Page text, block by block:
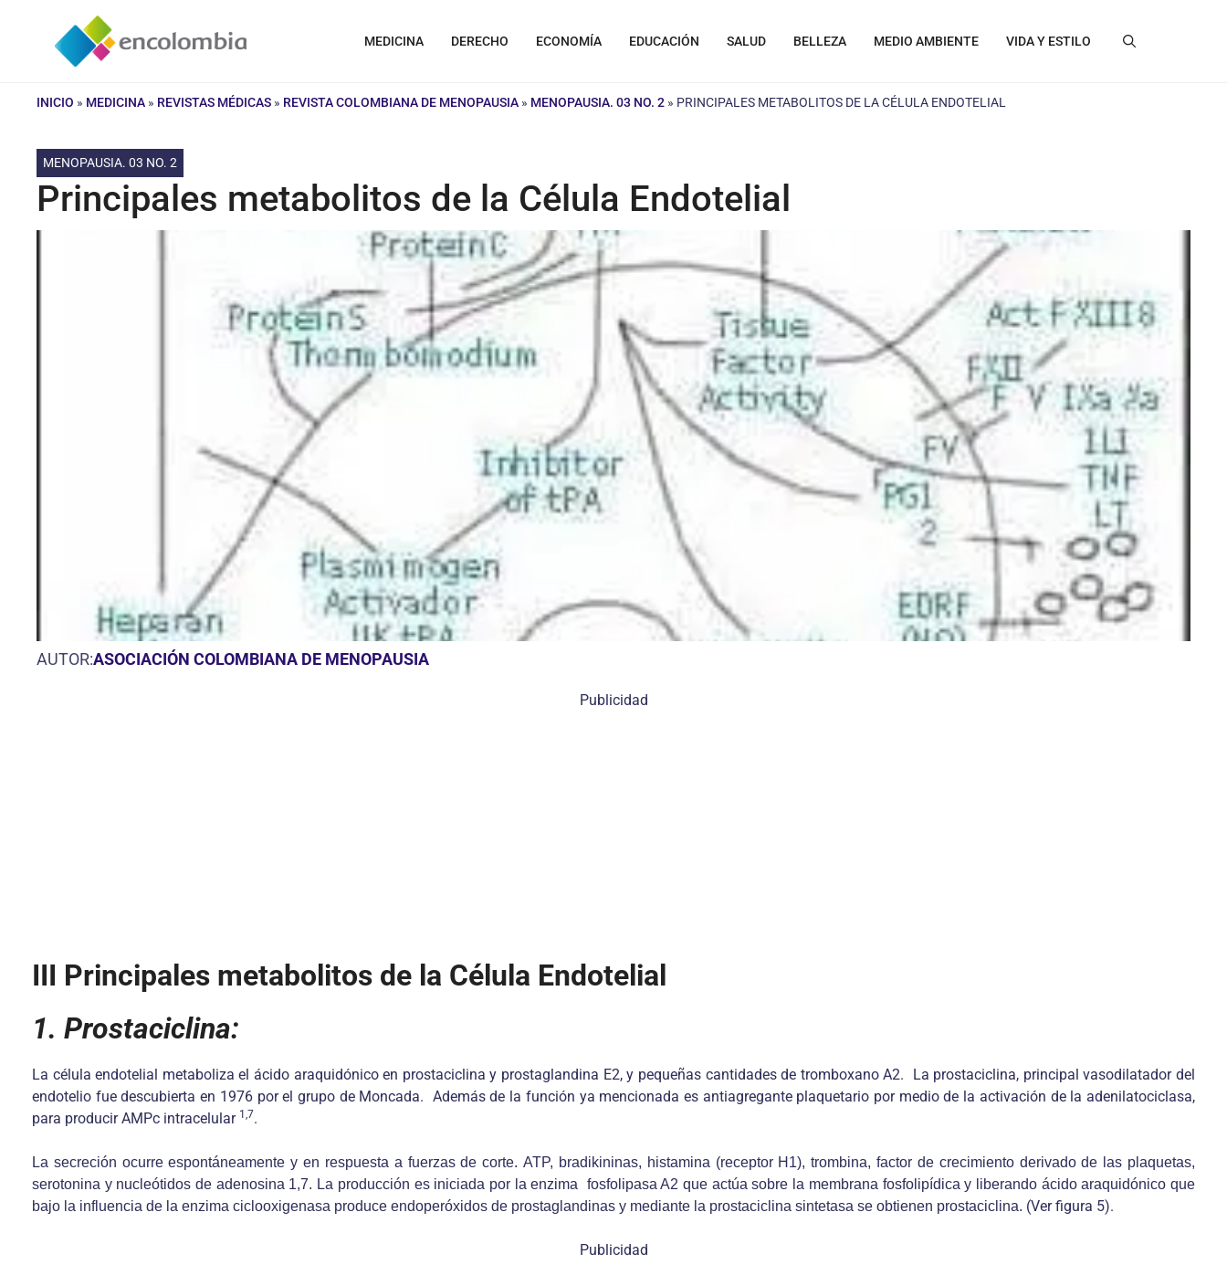
contenido
MEDICINA DERECHO ECONOMÍA EDUCACIÓN SALUD BELLEZA MEDIO AMBIENTE VIDA Y ESTILO
INICIO » MEDICINA » REVISTAS MÉDICAS » REVISTA COLOMBIANA DE MENOPAUSIA » MENOPAUSIA. 03 NO. 2 » PRINCIPALES METABOLITOS DE LA CÉLULA ENDOTELIAL
MENOPAUSIA. 03 NO. 2
Principales metabolitos de la Célula Endotelial
AUTOR:ASOCIACIÓN COLOMBIANA DE MENOPAUSIA
Publicidad
III Principales metabolitos de la Célula Endotelial
1. Prostaciclina:
La célula endotelial metaboliza el ácido araquidónico en prostaciclina y prostaglandina E2, y pequeñas cantidades de tromboxano A2. La prostaciclina, principal vasodilatador del
endotelio fue descubierta en 1976 por el grupo de Moncada. Además de la función ya mencionada es antiagregante plaquetario por medio de la activación de la adenilatociclasa,
para producir AMPc intracelular 1,7.
La secreción ocurre espontáneamente y en respuesta a fuerzas de corte. ATP, bradikininas, histamina (receptor H1), trombina, factor de crecimiento derivado de las plaquetas,
serotonina y nucleótidos de adenosina 1,7. La producción es iniciada por la enzima fosfolipasa A2 que actúa sobre la membrana fosfolipídica y liberando ácido araquidónico que
bajo la influencia de la enzima ciclooxigenasa produce endoperóxidos de prostaglandinas y mediante la prostaciclina sintetasa se obtienen prostaciclina. (Ver figura 5).
Publicidad